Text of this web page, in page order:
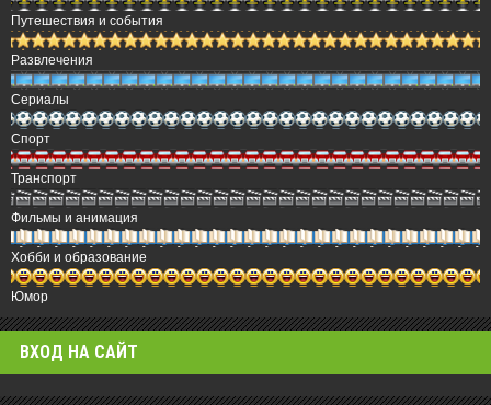
Путешествия и события
Развлечения
Сериалы
Спорт
Транспорт
Фильмы и анимация
Хобби и образование
Юмор
ВХОД НА САЙТ